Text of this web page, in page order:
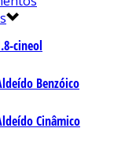
cineol
Benzóico
Cinâmico